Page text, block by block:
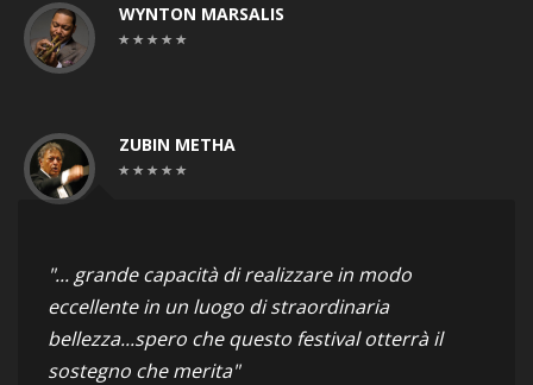
WYNTON MARSALIS
ZUBIN METHA
"... grande capacità di realizzare in modo
eccellente in un luogo di straordinaria
bellezza...spero che questo festival otterrà il
sostegno che merita"